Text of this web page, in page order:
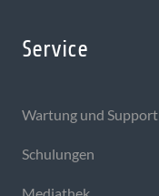
Service
Wartung und Support
Schulungen